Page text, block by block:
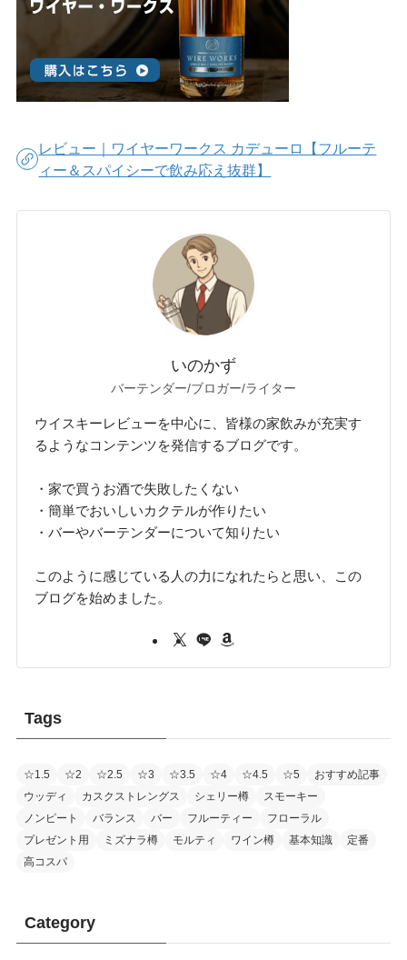
レビュー｜ワイヤーワークス カデューロ【フルーテ
ィー＆スパイシーで飲み応え抜群】
いのかず
バーテンダー/ブロガー/ライター
ウイスキーレビューを中心に、皆様の家飲みが充実す
るようなコンテンツを発信するブログです。
・家で買うお酒で失敗したくない
・簡単でおいしいカクテルが作りたい
・バーやバーテンダーについて知りたい
このように感じている人の力になれたらと思い、この
ブログを始めました。
Tags
☆1.5 ☆2 ☆2.5 ☆3 ☆3.5 ☆4 ☆4.5 ☆5
おすすめ記事
ウッディ
カスクストレングス シェリー樽
スモーキー
ノンピート
バランス バー フルーティー
フローラル
プレゼント用
ミズナラ樽 モルティ ワイン樽 基本知識
定番
高コスパ
Category